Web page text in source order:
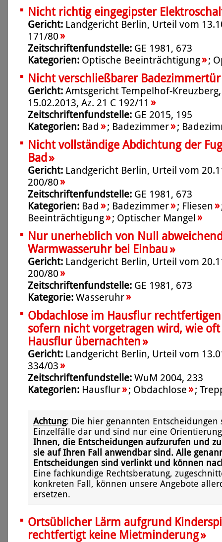
Nicht richtig eingegipster
Gericht: Landgericht Berlin, Urteil vom
171/80»
Zeitschriftenfundstelle: GE 1981, 673
Kategorien: Optische Beeinträchtigung»;
Nicht verschließbarer Badezimmertür
Gericht: Amtsgericht Tempelhof-
15.02.2013, Az. 21 C 192/11 »
Zeitschriftenfundstelle: GE 2015, 195
Kategorien: Bad »; Badezimmer»;
Nicht vollständige Abdichtung der
Bad »
Gericht: Landgericht Berlin, Urteil vom
200/80»
Zeitschriftenfundstelle: GE 1981, 673
Kategorien: Bad »; Badezimmer»; Fliesen»
Beeinträchtigung»; Optischer Mangel »
Nur unerheblich von Null
Warmwasseruhr bei Einbau»
Gericht: Landgericht Berlin, Urteil vom
200/80»
Zeitschriftenfundstelle: GE 1981, 673
Kategorie: Wasseruhr»
Obdachlose im Hausflur
sofern nicht vorgetragen wird, wie
Hausflur übernachten»
Gericht: Landgericht Berlin, Urteil vom
334/03»
Zeitschriftenfundstelle: WuM 2004, 233
Kategorien: Hausflur»; Obdachlose»;
Achtung: Die hier genannten
Einzelfälle dar und sind nur eine
Ihnen, die Entscheidungen aufzurufen und
sie auf Ihren Fall anwendbar sind. Alle
Entscheidungen sind verlinkt und können
Eine fachkundige Rechtsberatung,
konkreten Fall, können unsere Angebote
ersetzen.
Ortsüblicher Lärm aufgrund
rechtfertigt keine Mietminderung»